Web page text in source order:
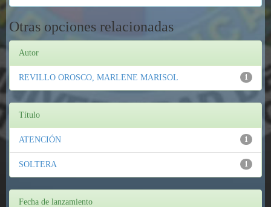
Otras opciones relacionadas
Autor
1
REVILLO OROSCO, MARLENE MARISOL
Título
1
ATENCIÓN
1
SOLTERA
Fecha de lanzamiento